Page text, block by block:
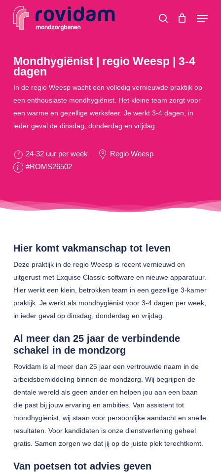
search
Menu
Mondhygiënist | regio Weesp | 3-4
dagen
In de regio Weesp wacht een volledig vernieuwde praktijk op
een enthousiaste mondhygiënist. Het kleine team zorgt voor
een warme en gezellige werksfeer. Je werkt 3-4 dagen, in
ieder geval de dinsdag, donderdag en vrijdag.
24-32 uur per week
Regio Weesp
#ROMS26502
Hier komt vakmanschap tot leven
Deze praktijk in de regio Weesp is recent vernieuwd en
uitgerust met Exquise Classic-software en nieuwe apparatuur.
Hier werkt een klein, betrokken team in een gezellige 3-kamer
praktijk. Je werkt als mondhygiënist voor 3-4 dagen per week,
in ieder geval op dinsdag, donderdag en vrijdag.
Al meer dan 25 jaar de verbindende
schakel in de mondzorg
Rovidam is al meer dan 25 jaar een vertrouwde naam in de
arbeidsbemiddeling binnen de mondzorg. Wij begrijpen de
dentale wereld als geen ander en helpen jou aan een baan
die past bij jouw ervaring en ambities. Van assistent tot
mondhygiënist, wij staan voor persoonlijke aandacht en snelle
resultaten. Voor kandidaten is onze dienstverlening geheel
gratis. Samen zorgen we dat jij op de juiste plek terechtkomt.
Van poetsen tot advies geven